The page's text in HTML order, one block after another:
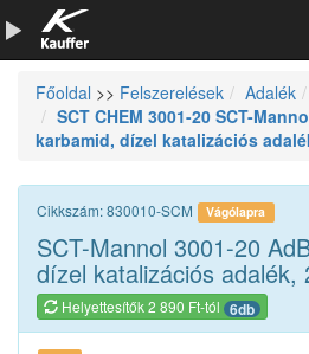
Szerszámkatalógus
Kosár
Alkatrészek
Főoldal >> Felszerelések Adalék
SCT CHEM 3001-20 SCT-
karbamid, dízel katalizációs
Cikkszám: 830010-SCM Vágólapra
SCT-Mannol 3001-20
dízel katalizációs adalék,
Helyettesítők 2 890 Ft-tól 6db